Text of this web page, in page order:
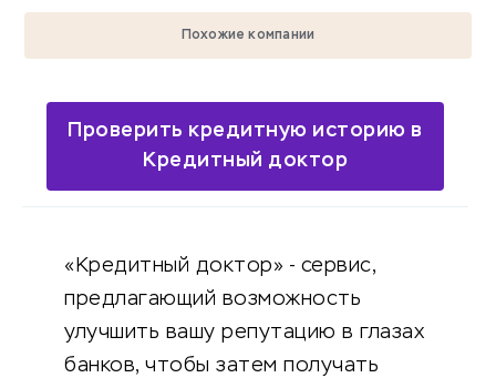
Похожие компании
Проверить кредитную историю в
Кредитный доктор
«Кредитный доктор» - сервис,
предлагающий возможность
улучшить вашу репутацию в глазах
банков, чтобы затем получать